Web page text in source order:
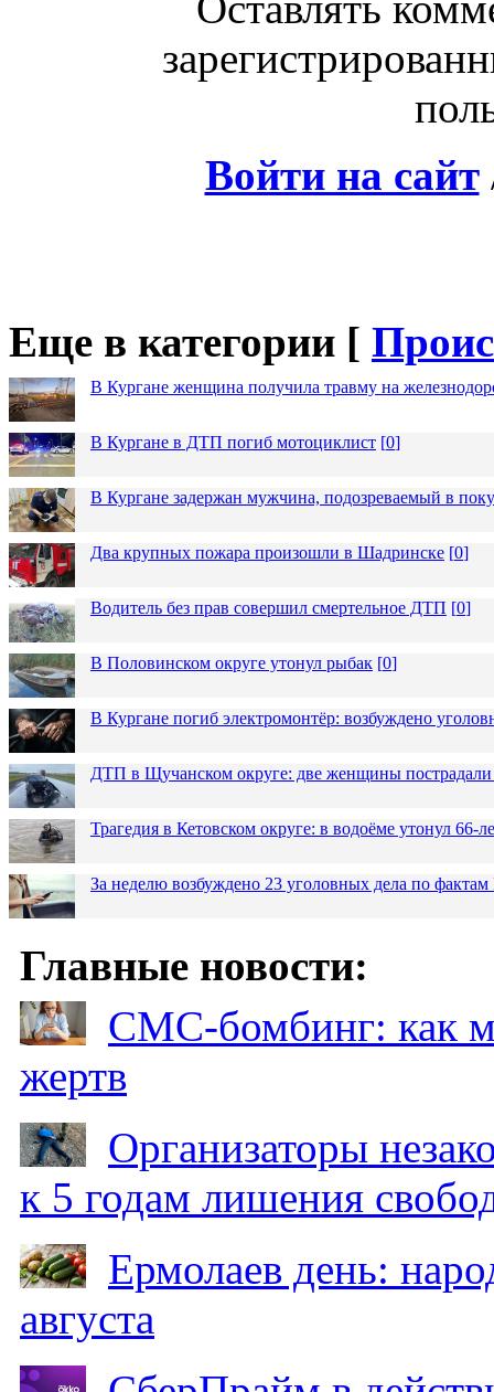
Войти на сайт
Еще в категории [
В Кургане женщина получила травму на
В Кургане в ДТП погиб мотоциклист [0]
В Кургане задержан мужчина, подозреваемый в
Два крупных пожара произошли в Шадринске [0]
Водитель без прав совершил смертельное ДТП [0]
В Половинском округе утонул рыбак [0]
В Кургане погиб электромонтёр: возбуждено
ДТП в Щучанском округе: две женщины пострадали
Трагедия в Кетовском округе: в водоёме утонул 66-
За неделю возбуждено 23 уголовных дела по
Главные новости:
СМС-бомбинг: как
жертв
Организаторы
к 5 годам лишения
Ермолаев день:
августа